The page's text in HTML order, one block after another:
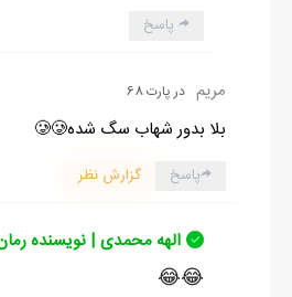
پاسخ
مریم در پارت 68
بلا بدور شهاب سگ شده🥲🥲
پاسخ گزارش نظر
الهه محمدی | نویسنده
😂😂